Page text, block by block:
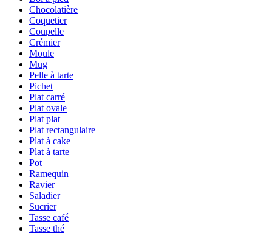
Chocolatière
Coquetier
Coupelle
Crémier
Moule
Mug
Pelle à tarte
Pichet
Plat carré
Plat ovale
Plat plat
Plat rectangulaire
Plat à cake
Plat à tarte
Pot
Ramequin
Ravier
Saladier
Sucrier
Tasse café
Tasse thé